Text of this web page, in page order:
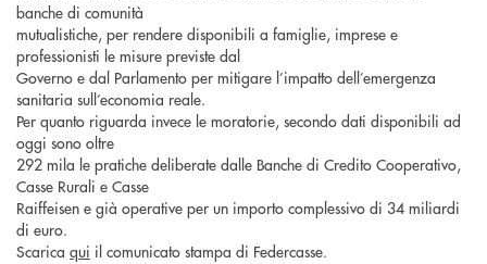
banche di comunità
mutualistiche, per rendere disponibili a famiglie, imprese e
professionisti le misure previste dal
Governo e dal Parlamento per mitigare l’impatto dell’emergenza
sanitaria sull’economia reale.
Per quanto riguarda invece le moratorie, secondo dati disponibili ad
oggi sono oltre
292 mila le pratiche deliberate dalle Banche di Credito Cooperativo,
Casse Rurali e Casse
Raiffeisen e già operative per un importo complessivo di 34 miliardi
di euro.
Scarica qui il comunicato stampa di Federcasse.